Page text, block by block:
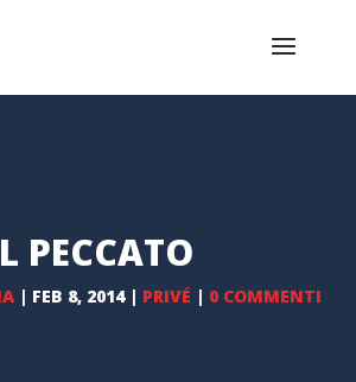
PECCATO
| FEB 8, 2014| PRIVÉ | 0 COMMENTI